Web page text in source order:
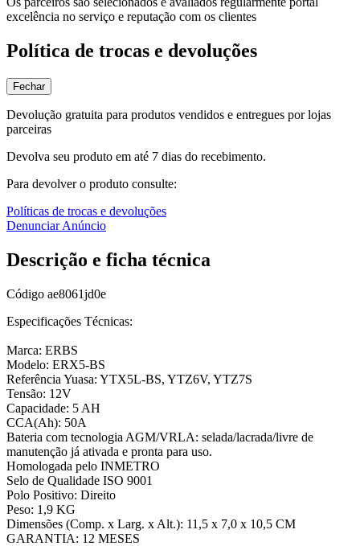
excelência no serviço e reputação com os clientes
Política de trocas e devoluções
Fechar
Devolução gratuita para produtos vendidos e entregues por lojas
parceiras
Devolva seu produto em até 7 dias do recebimento.
Para devolver o produto consulte:
Políticas de trocas e devoluções
Denunciar Anúncio
Descrição e ficha técnica
Código ae8061jd0e
Especificações Técnicas:
Marca: ERBS
Modelo: ERX5-BS
Referência Yuasa: YTX5L-BS, YTZ6V, YTZ7S
Tensão: 12V
Capacidade: 5 AH
CCA(Ah): 50A
Bateria com tecnologia AGM/VRLA: selada/lacrada/livre de
manutenção já ativada e pronta para uso.
Homologada pelo INMETRO
Selo de Qualidade ISO 9001
Polo Positivo: Direito
Peso: 1,9 KG
Dimensões (Comp. x Larg. x Alt.): 11,5 x 7,0 x 10,5 CM
GARANTIA: 12 MESES